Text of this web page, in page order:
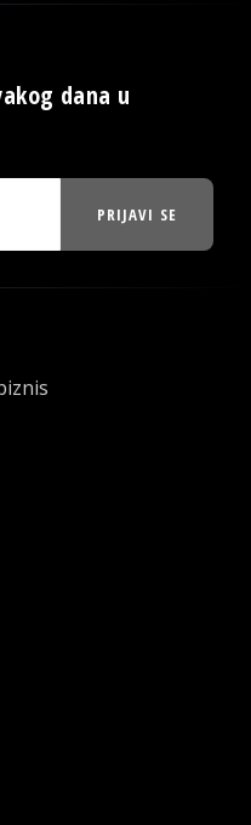
dana u
PRIJAVI SE